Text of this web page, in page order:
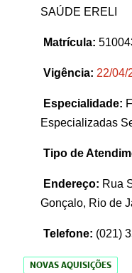
SAÚDE ERELI
Matrícula:
Vigência: 22/04/
Especialidade:
Especializadas
Tipo de
Endereço: Rua
Gonçalo, Rio de
Telefone: (021)
NOVAS AQUISIÇÕES